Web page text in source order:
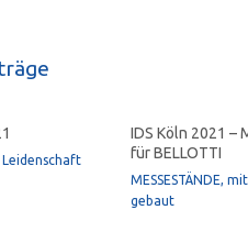
Leidenschaft
IDS Köln 2021 –
für BELLOTTI
MESSESTÄNDE,
gebaut